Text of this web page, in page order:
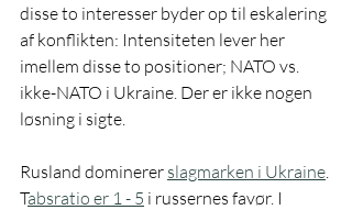
disse to interesser byder op til eskalering
af konflikten: Intensiteten lever her
imellem disse to positioner; NATO vs.
ikke-NATO i Ukraine. Der er ikke nogen
løsning i sigte.
Rusland dominerer slagmarken i Ukraine
Tabsratio er 1 - 5 i russernes favør. I